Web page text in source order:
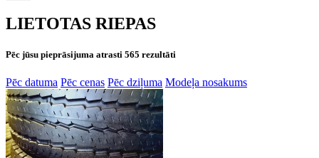
LIETOTAS RIEPAS
Pēc jūsu pieprāsijuma atrasti 565 rezultāti
Pēc datuma Pēc cenas Pēc dziļuma Modeļa nosakums